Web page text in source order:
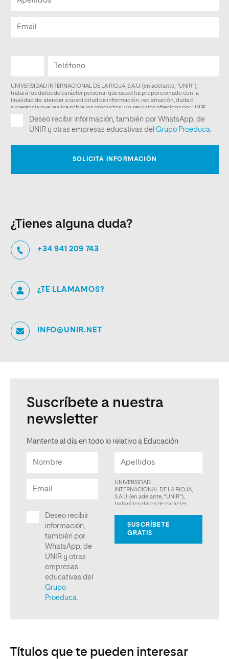
¿Tienes alguna duda?
+34 941 209 743
¿TE LLAMAMOS?
INFO@UNIR.NET
Suscríbete a nuestra
newsletter
Mantente al día en todo lo relativo a Educación
Títulos que te pueden interesar